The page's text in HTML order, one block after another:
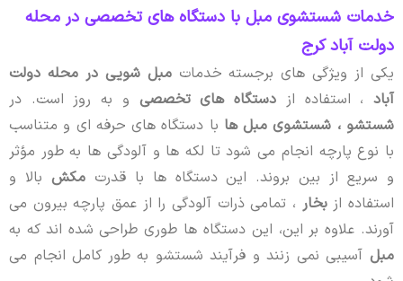
خدمات شستشوی مبل با دستگاه‌ های تخصصی در محله
دولت آباد کرج
یکی از ویژگی های برجسته خدمات مبل شویی در محله دولت
آباد ، استفاده از دستگاه های تخصصی و به روز است. در
شستشو ، شستشوی مبل هابا دستگاه های حرفه ای و متناسب
با نوع پارچه انجام می شود تا لکه ها و آلودگی ها به طور مؤثر
و سریع از بین بروند. این دستگاه ها با قدرت مکش بالا و
استفاده از بخار ، تمامی ذرات آلودگی را از عمق پارچه بیرون می
آورند. علاوه بر این، این دستگاه ها طوری طراحی شده اند که به
مبل آسیبی نمی زنند و فرآیند شستشو به طور کامل انجام می